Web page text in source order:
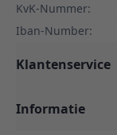
KvK-Nummer:
Iban-Number:
Klantenservice
Informatie